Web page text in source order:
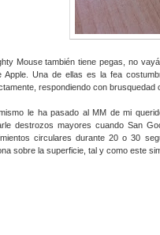
Mouse también tiene pegas, no
Apple. Una de ellas es la fea
respondiendo con brusquedad
le ha pasado al MM de mi
destrozos mayores cuando San
circulares durante 20 o 30
sobre la superficie, tal y como este